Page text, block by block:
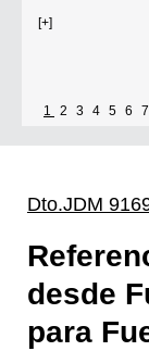
[+]
1 2 3 4 5 6 7
Dto.JDM
desde
para